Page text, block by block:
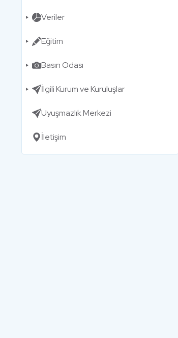
Veriler
Eğitim
Basın Odası
İlgili Kurum ve Kuruluşlar
Uyuşmazlık Merkezi
İletişim